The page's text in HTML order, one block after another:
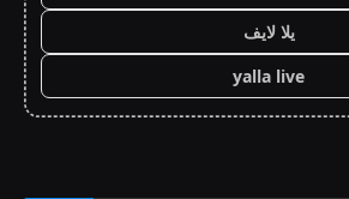
يلا لايف
yalla live